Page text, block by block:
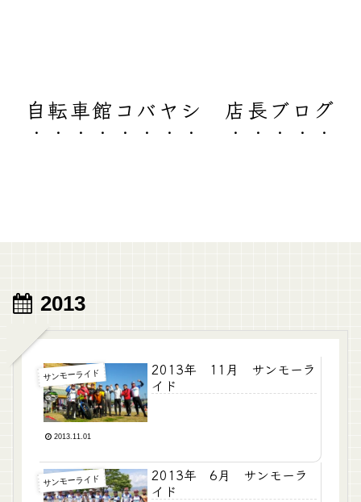
自転車館コバヤシ 店長ブログ
2013
サンモーライド
2013年 11月 サンモーラ
イド
2013.11.01
サンモーライド
2013年 6月 サンモーラ
イド